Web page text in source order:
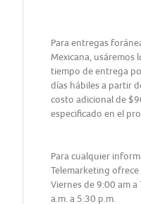
Para entregas
Mexicana, usáremos
tiempo de entrega
días hábiles a partir
costo adicional de
especificado en el
Para cualquier
Telemarketing ofrece
Viernes de 9:00 am
a.m. a 5:30 p.m.